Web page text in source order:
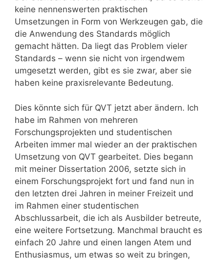
keine nennenswerten praktischen
Umsetzungen in Form von Werkzeugen gab, die
die Anwendung des Standards möglich
gemacht hätten. Da liegt das Problem vieler
Standards – wenn sie nicht von irgendwem
umgesetzt werden, gibt es sie zwar, aber sie
haben keine praxisrelevante Bedeutung.
Dies könnte sich für QVT jetzt aber ändern. Ich
habe im Rahmen von mehreren
Forschungsprojekten und studentischen
Arbeiten immer mal wieder an der praktischen
Umsetzung von QVT gearbeitet. Dies begann
mit meiner Dissertation 2006, setzte sich in
einem Forschungsprojekt fort und fand nun in
den letzten drei Jahren in meiner Freizeit und
im Rahmen einer studentischen
Abschlussarbeit, die ich als Ausbilder betreute,
eine weitere Fortsetzung. Manchmal braucht es
einfach 20 Jahre und einen langen Atem und
Enthusiasmus, um etwas so weit zu bringen,